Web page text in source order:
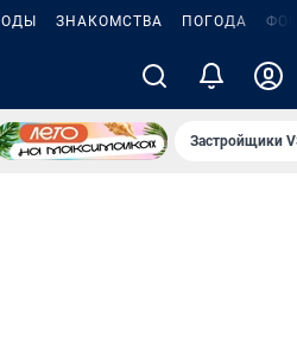
ЗНАКОМСТВА ПОГОДА
Застройщики